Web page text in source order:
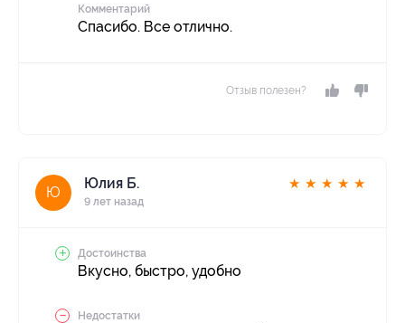
Комментарий
Спасибо. Все отлично.
Отзыв полезен?
Ю
Юлия Б.
9 лет назад
★ ★ ★ ★ ★
Достоинства
Вкусно, быстро, удобно
Недостатки